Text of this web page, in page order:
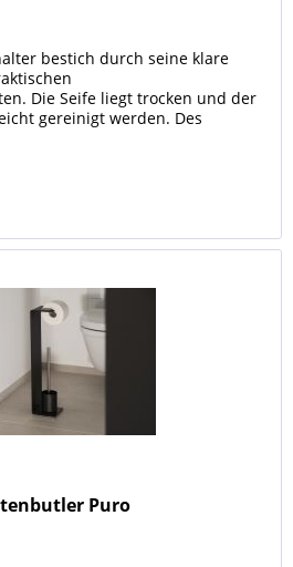
bestich durch seine klare
Die Seife liegt trocken und der
gereinigt werden. Des
Puro